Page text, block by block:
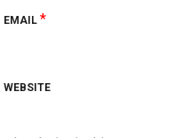
EMAIL *
WEBSITE